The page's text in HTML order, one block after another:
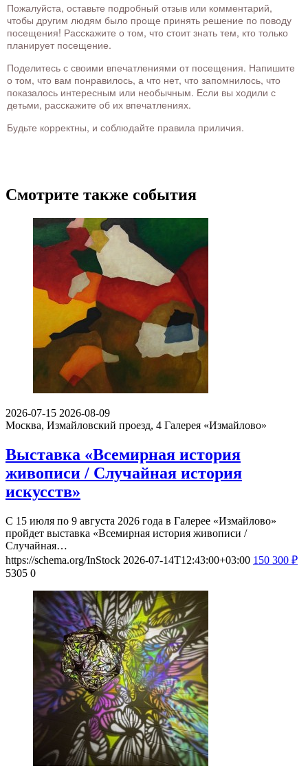
Пожалуйста, оставьте подробный отзыв или комментарий,
чтобы другим людям было проще принять решение по поводу
посещения! Расскажите о том, что стоит знать тем, кто только
планирует посещение.
Поделитесь с своими впечатлениями от посещения. Напишите
о том, что вам понравилось, а что нет, что запомнилось, что
показалось интересным или необычным. Если вы ходили с
детьми, расскажите об их впечатлениях.
Будьте корректны, и соблюдайте правила приличия.
Смотрите также события
2026-07-15 2026-08-09
Москва, Измайловский проезд, 4 Галерея «Измайлово»
Выставка «Всемирная история
живописи / Случайная история
искусств»
С 15 июля по 9 августа 2026 года в Галерее «Измайлово»
пройдет выставка «Всемирная история живописи /
Случайная…
https://schema.org/InStock 2026-07-14T12:43:00+03:00 150 300 ₽
5305 0